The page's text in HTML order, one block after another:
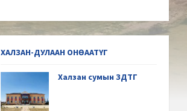
ХАЛЗАН-ДУЛААН ОНӨААТҮГ
Халзан сумын ЗДТГ